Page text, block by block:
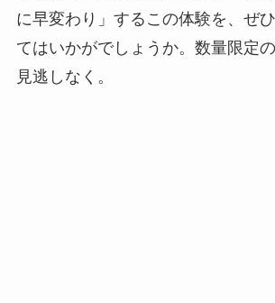
に早変わり」するこの体験を、ぜ
てはいかがでしょうか。数量限定
見逃しなく。